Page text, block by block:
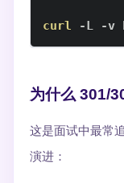
curl -L -v
为什么 301/
这是面试中最常
演进：